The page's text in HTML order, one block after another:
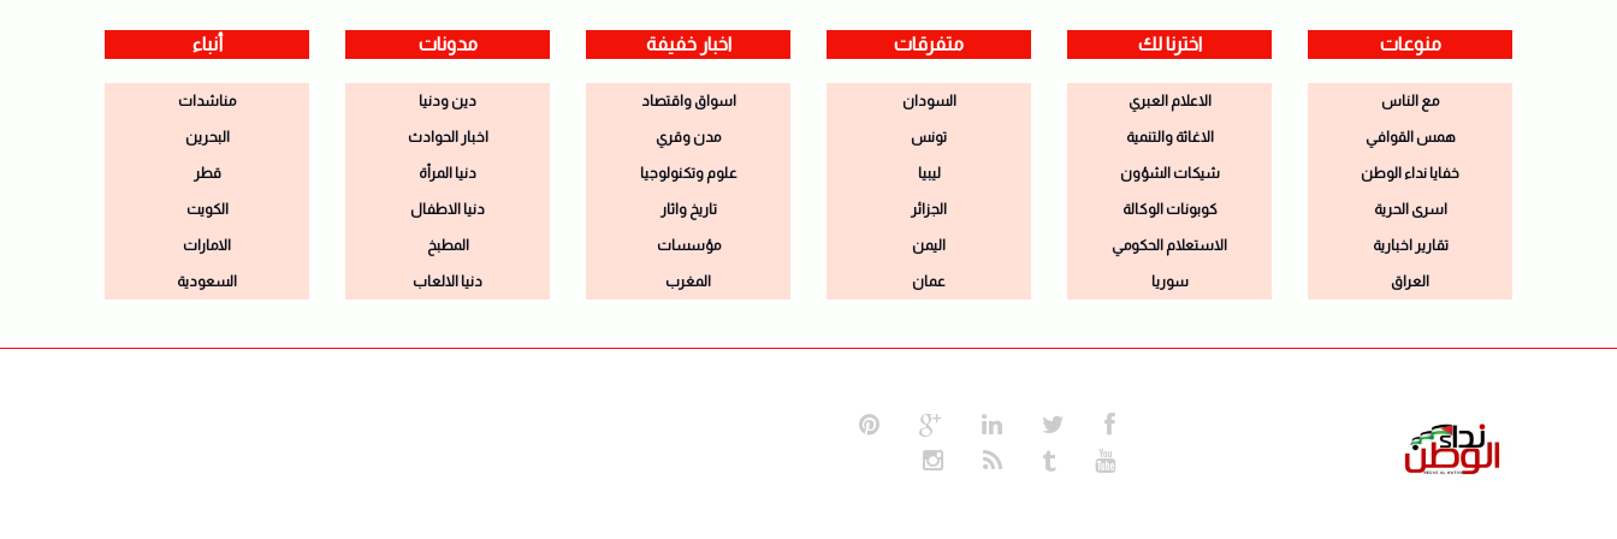
منوعات
مع الناس
همس القوافي
خفايا نداء الوطن
اسرى الحرية
تقارير اخبارية
العراق
اخترنا لك
الاعلام العبري
الاغاثة والتنمية
شيكات الشؤون
كوبونات الوكالة
الاستعلام الحكومي
سوريا
متفرقات
السودان
تونس
ليبيا
الجزائر
اليمن
عمان
اخبار خفيفة
اسواق واقتصاد
مدن وقري
علوم وتكنولوجيا
تاريخ واثار
مؤسسات
المغرب
مدونات
دين ودنيا
اخبار الحوادث
دنيا المرأة
دنيا الاطفال
المطبخ
دنيا الالعاب
أنباء
مناشدات
البحرين
قطر
الكويت
الامارات
السعودية